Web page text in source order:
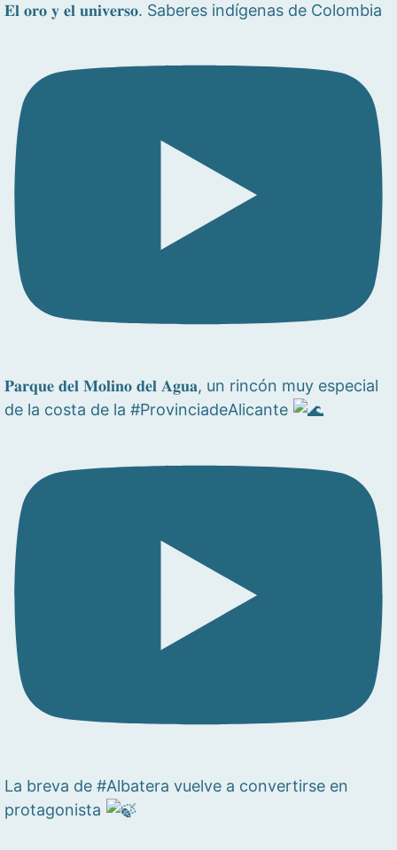
𝐄𝐥 𝐨𝐫𝐨 𝐲 𝐞𝐥 𝐮𝐧𝐢𝐯𝐞𝐫𝐬𝐨. Saberes indígenas de Colombia
𝐏𝐚𝐫𝐪𝐮𝐞 𝐝𝐞𝐥 𝐌𝐨𝐥𝐢𝐧𝐨 𝐝𝐞𝐥 𝐀𝐠𝐮𝐚, un rincón muy especial
de la costa de la #ProvinciadeAlicante
La breva de #Albatera vuelve a convertirse en
protagonista